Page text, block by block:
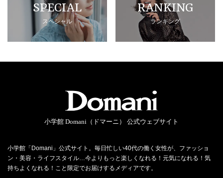
SPECIAL
スペシャル
RANKING
ランキング
小学館 Domani（ドマーニ） 公式ウェブサイト
小学館「Domani」公式サイト。毎日忙しい40代の働く女性が、ファッショ
ン・美容・ライフスタイル…今よりもっと楽しくなれる！元気になれる！気
持ちよくなれる！こと限定でお届けするメディアです。